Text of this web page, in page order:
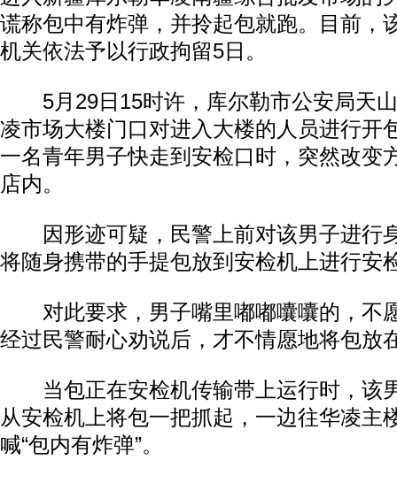
谎称包中有炸弹，并拎起包就跑。目前，
机关依法予以行政拘留5日。
5月29日15时许，库尔勒市公安局天山
凌市场大楼门口对进入大楼的人员进行开
一名青年男子快走到安检口时，突然改变
店内。
因形迹可疑，民警上前对该男子进行
将随身携带的手提包放到安检机上进行安
对此要求，男子嘴里嘟嘟囔囔的，不
经过民警耐心劝说后，才不情愿地将包放
当包正在安检机传输带上运行时，该
从安检机上将包一把抓起，一边往华凌主
喊“包内有炸弹”。